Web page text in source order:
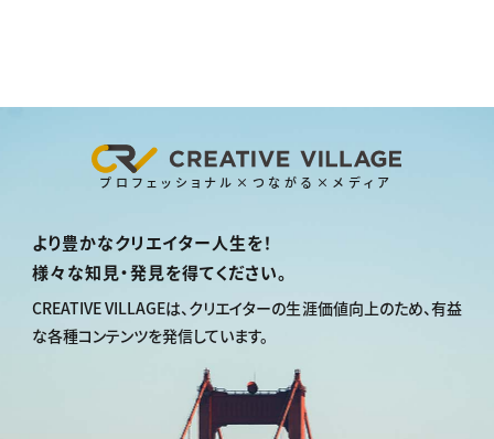
プロフェッショナル×つながる×メディア
より豊かなクリエイター人生を！
様々な知見・発見を得てください。
CREATIVE VILLAGEは、クリエイターの生涯価値向上のため、有益
な各種コンテンツを発信しています。